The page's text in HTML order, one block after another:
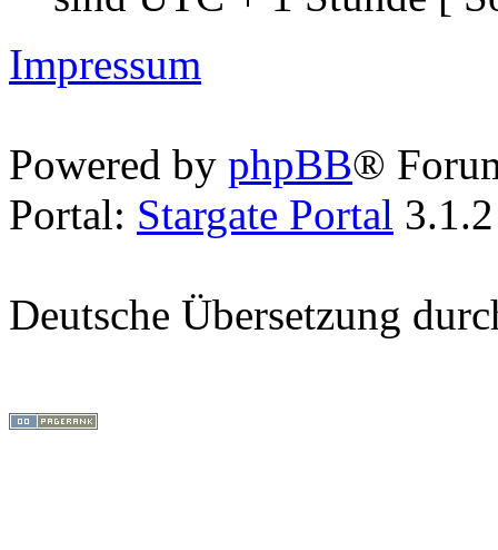
Impressum
Powered by phpBB®
Portal: Stargate Portal
Deutsche Übersetzung